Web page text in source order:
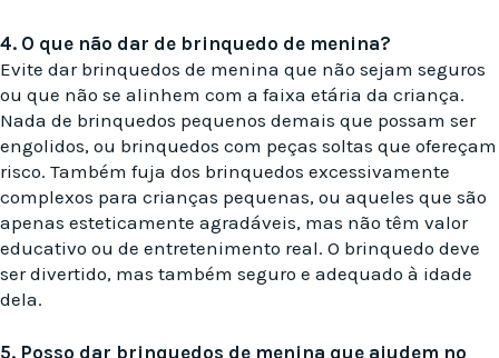
4. O que não dar de brinquedo de menina?
Evite dar brinquedos de menina que não sejam seguros
ou que não se alinhem com a faixa etária da criança.
Nada de brinquedos pequenos demais que possam ser
engolidos, ou brinquedos com peças soltas que ofereçam
risco. Também fuja dos brinquedos excessivamente
complexos para crianças pequenas, ou aqueles que são
apenas esteticamente agradáveis, mas não têm valor
educativo ou de entretenimento real. O brinquedo deve
ser divertido, mas também seguro e adequado à idade
dela.
5. Posso dar brinquedos de menina que ajudem no